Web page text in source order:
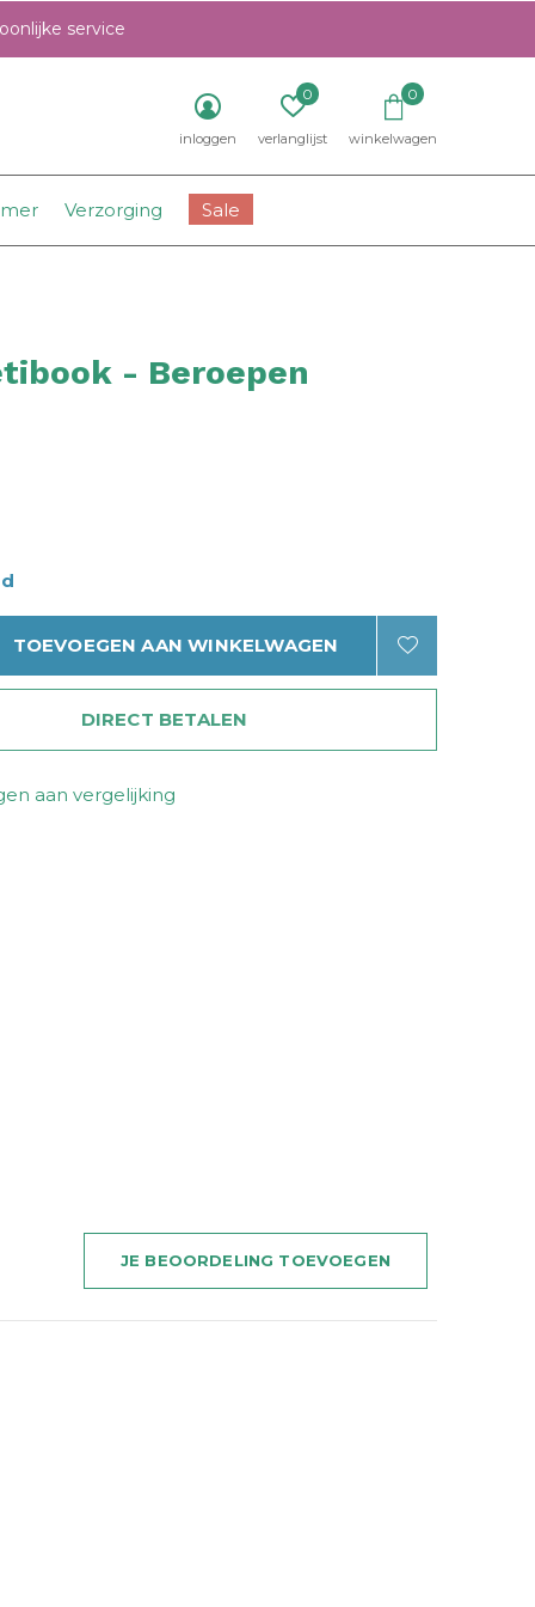
Verzorging Sale
inloggen verlanglijst
0
winkelwagen
0
service
- Beroepen
TOEVOEGEN AAN WINKELWAGEN
DIRECT BETALEN
aan vergelijking
JE BEOORDELING TOEVOEGEN